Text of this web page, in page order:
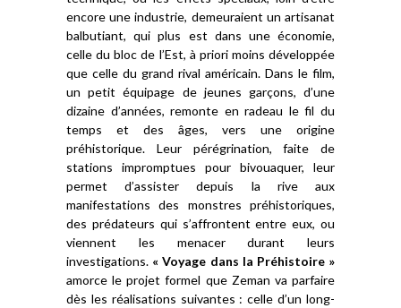
encore une industrie, demeuraient un artisanat
balbutiant, qui plus est dans une économie,
celle du bloc de l’Est, à priori moins développée
que celle du grand rival américain. Dans le film,
un petit équipage de jeunes garçons, d’une
dizaine d’années, remonte en radeau le fil du
temps et des âges, vers une origine
préhistorique. Leur pérégrination, faite de
stations impromptues pour bivouaquer, leur
permet d’assister depuis la rive aux
manifestations des monstres préhistoriques,
des prédateurs qui s’affrontent entre eux, ou
viennent les menacer durant leurs
investigations. « Voyage dans la Préhistoire »
amorce le projet formel que Zeman va parfaire
dès les réalisations suivantes : celle d’un long-